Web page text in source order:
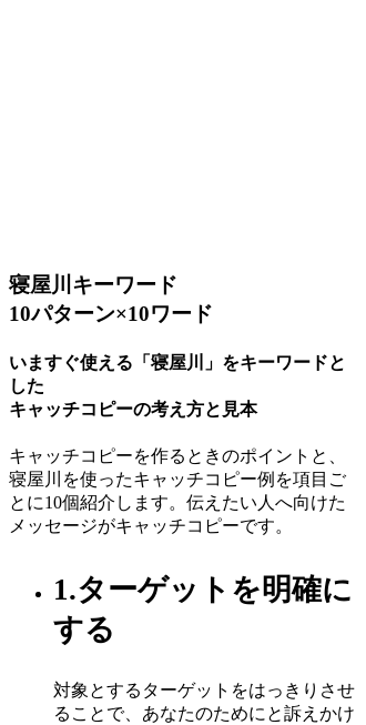
寝屋川キーワード
10パターン×10ワード
いますぐ使える「寝屋川」をキーワードと
した
キャッチコピーの考え方と見本
キャッチコピーを作るときのポイントと、
寝屋川を使ったキャッチコピー例を項目ご
とに10個紹介します。伝えたい人へ向けた
メッセージがキャッチコピーです。
1.ターゲットを明確に
する
対象とするターゲットをはっきりさせ
ることで、あなたのためにと訴えかけ